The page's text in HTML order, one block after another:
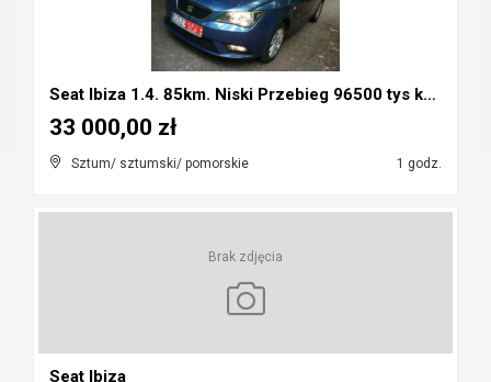
Seat Ibiza 1.4. 85km. Niski Przebieg 96500 tys km....
Sztum/ sztumski/ pomorskie 1 godz.
33 000,00 zł
Brak zdjęcia
Seat Ibiza